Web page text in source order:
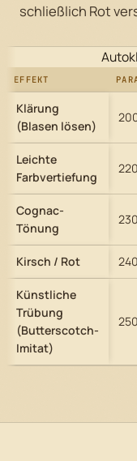
schließlich Rot
EFFEKT
Klärung
(Blasen lösen)
Leichte
Farbvertiefung
Cognac-
Tönung
Kirsch / Rot
Künstliche
Trübung
(Butterscotch-
Imitat)